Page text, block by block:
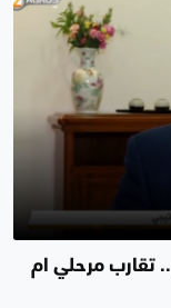
تقارب مرحلي ام